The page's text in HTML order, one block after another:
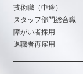
技術職（中途）
スタッフ部門総合職
障がい者採用
退職者再雇用